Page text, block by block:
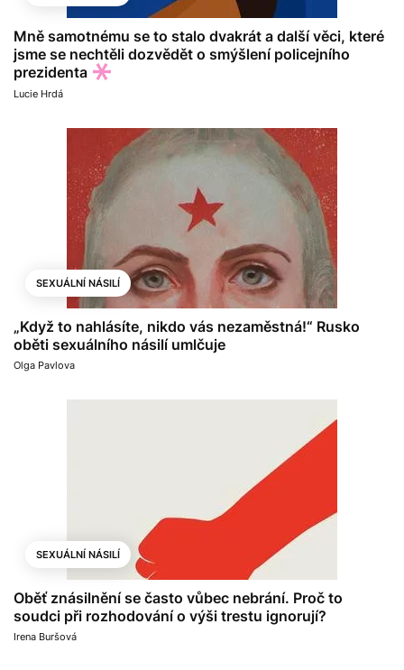
Mně samotnému se to stalo dvakrát a další věci, které
jsme se nechtěli dozvědět o smýšlení policejního
prezidenta
Lucie Hrdá
SEXUÁLNÍ NÁSILÍ
„Když to nahlásíte, nikdo vás nezaměstná!“ Rusko
oběti sexuálního násilí umlčuje
Olga Pavlova
SEXUÁLNÍ NÁSILÍ
Oběť znásilnění se často vůbec nebrání. Proč to
soudci při rozhodování o výši trestu ignorují?
Irena Buršová